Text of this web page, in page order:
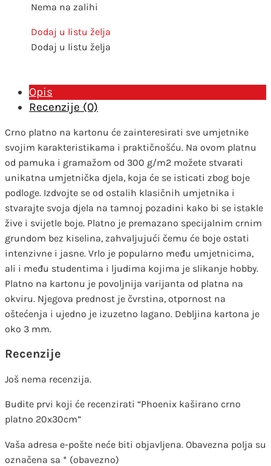
Nema na zalihi
Dodaj u listu želja
Dodaj u listu želja
Opis
Recenzije (0)
Crno platno na kartonu će zainteresirati sve umjetnike
svojim karakteristikama i praktičnošću. Na ovom platnu
od pamuka i gramažom od 300 g/m2 možete stvarati
unikatna umjetnička djela, koja će se isticati zbog boje
podloge. Izdvojte se od ostalih klasičnih umjetnika i
stvarajte svoja djela na tamnoj pozadini kako bi se istakle
žive i svijetle boje. Platno je premazano specijalnim crnim
grundom bez kiselina, zahvaljujući čemu će boje ostati
intenzivne i jasne. Vrlo je popularno među umjetnicima,
ali i među studentima i ljudima kojima je slikanje hobby.
Platno na kartonu je povoljnija varijanta od platna na
okviru. Njegova prednost je čvrstina, otpornost na
oštećenja i ujedno je izuzetno lagano. Debljina kartona je
oko 3 mm.
Recenzije
Još nema recenzija.
Budite prvi koji će recenzirati “Phoenix kaširano crno
platno 20x30cm”
Vaša adresa e-pošte neće biti objavljena. Obavezna polja su
označena sa * (obavezno)